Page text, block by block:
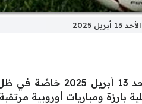
2025
يوفر لكم موقع سعودي فايف خلال
ومباريات أوروبية